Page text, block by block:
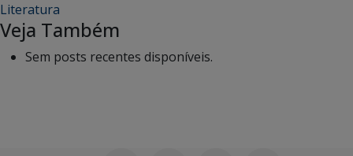
Literatura
Veja Também
Sem posts recentes disponíveis.